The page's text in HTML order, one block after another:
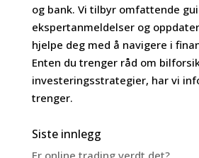
og bank. Vi tilbyr omfattende
ekspertanmeldelser og
hjelpe deg med å navigere i
Enten du trenger råd om
investeringsstrategier, har vi
trenger.
Siste innlegg
Er online trading verdt det?